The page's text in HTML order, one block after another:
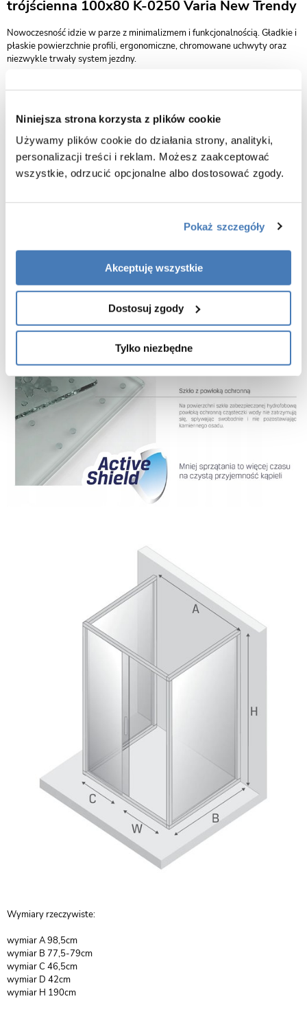
Niniejsza strona korzysta z plików cookie
Używamy plików cookie do działania strony, analityki,
personalizacji treści i reklam. Możesz zaakceptować
wszystkie, odrzucić opcjonalne albo dostosować zgody.
Pokaż szczegóły
Akceptuję wszystkie
Dostosuj zgody
Tylko niezbędne
trójścienna 100x80 K-0250 Varia New Trendy
Nowoczesność idzie w parze z minimalizmem i funkcjonalnością. Gładkie i
płaskie powierzchnie profili, ergonomiczne, chromowane uchwyty oraz
niezwykle trwały system jezdny.
kabina przystosowana do montażu na posadzce lub na brodziku
drzwi rozsuwane - bezpieczne szkło hartowane o grubości 6mm
powłoka Active Shield ułatwiająca utrzymanie czystości
kryte mocowania profili przyściennych
solidne aluminiowe profile o wysokim połysku
Wymiary rzeczywiste:
wymiar A 98,5cm
wymiar B 77,5-79cm
wymiar C 46,5cm
wymiar D 42cm
wymiar H 190cm